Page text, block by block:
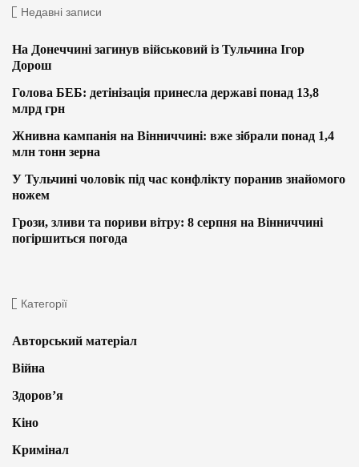
Недавні записи
На Донеччині загинув військовий із Тульчина Ігор
Дорош
Голова БЕБ: детінізація принесла державі понад 13,8
млрд грн
Жнивна кампанія на Вінниччині: вже зібрали понад 1,4
млн тонн зерна
У Тульчині чоловік під час конфлікту поранив знайомого
ножем
Грози, зливи та пориви вітру: 8 серпня на Вінниччині
погіршиться погода
Категорії
Авторський матеріал
Війна
Здоров’я
Кіно
Кримінал